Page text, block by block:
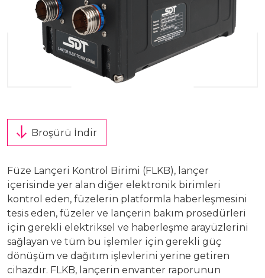
Üretim Programları
Şirket Bilgileri
Halka Arz
Raporlar
Kurumsal Yönetim
Hisse Künye Bilgileri
İletişim Bilgileri
Kariyer
Bize Ulaşın
Broşürü İndir
Füze Lançeri Kontrol Birimi (FLKB), lançer
içerisinde yer alan diğer elektronik birimleri
kontrol eden, füzelerin platformla haberleşmesini
tesis eden, füzeler ve lançerin bakım prosedürleri
için gerekli elektriksel ve haberleşme arayüzlerini
sağlayan ve tüm bu işlemler için gerekli güç
dönüşüm ve dağıtım işlevlerini yerine getiren
cihazdır. FLKB, lançerin envanter raporunun